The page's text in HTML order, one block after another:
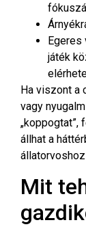
Egeres
játék
Ha viszont a
vagy
„koppogtat”,
állhat a
Mit